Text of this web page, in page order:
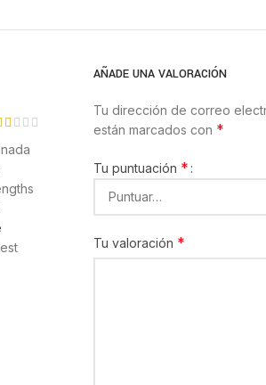
AÑADE UNA VALORACIÓN
Tu dirección de correo
están marcados con *
Tu puntuación *
Tu valoración *